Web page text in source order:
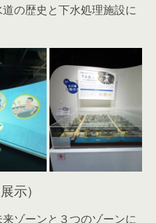
の歴史と下水処理施設に
示）
ゾーンと３つのゾーンに